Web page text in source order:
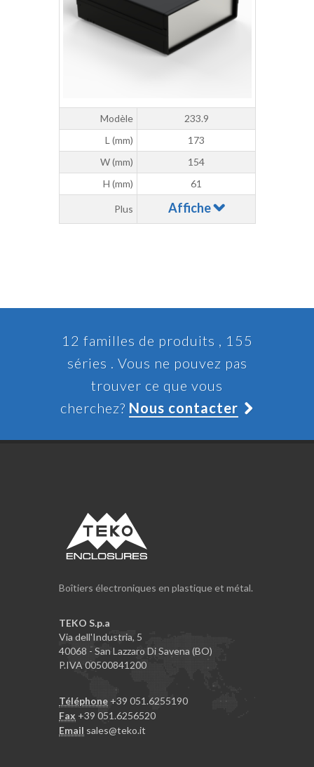
Modèle
233.9
L (mm)
173
W (mm)
154
H (mm)
61
Plus Affiche
12 familles de produits , 155
séries . Vous ne pouvez pas
trouver ce que vous
cherchez? Nous contacter
Boîtiers électroniques en plastique et métal.
TEKO S.p.a
Via dell'Industria, 5
40068 - San Lazzaro Di Savena (BO)
P.IVA 00500841200
Téléphone +39 051.6255190
Fax +39 051.6256520
Email sales@teko.it